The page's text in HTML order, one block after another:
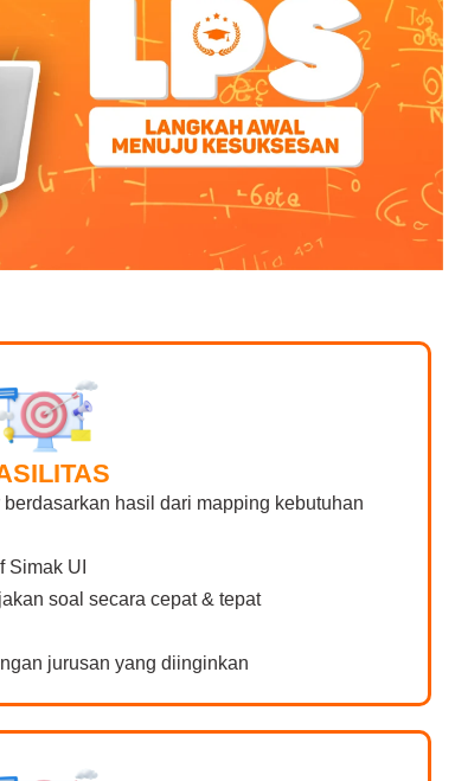
hasil dari mapping kebutuhan
Simak UI
soal secara cepat & tepat
jurusan yang diinginkan